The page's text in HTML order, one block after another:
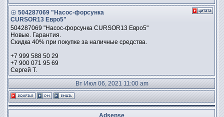
504287069 "Насос-форсунка
CURSOR13 Евро5"
504287069 "Насос-форсунка CURSOR13 Евро5"
Новые. Гарантия.
Скидка 40% при покупке за наличные средства.
+7 999 588 50 29
+7 900 071 95 69
Сергей Т.
Вт Июл 06, 2021 11:00 am
Adsense